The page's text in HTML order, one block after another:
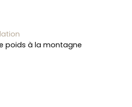
poids à la montagne